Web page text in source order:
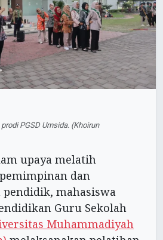
PGSD Umsida. (Khoirun
upaya melatih
dan
mahasiswa
Guru Sekolah
Muhammadiyah